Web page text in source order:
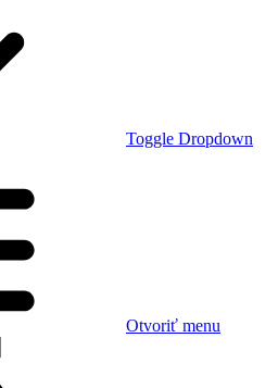
Toggle Dropdown
Otvoriť menu